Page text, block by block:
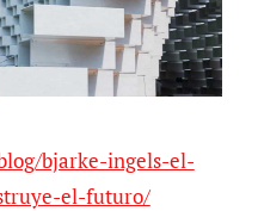
bjarke-ingels-el-
el-futuro/